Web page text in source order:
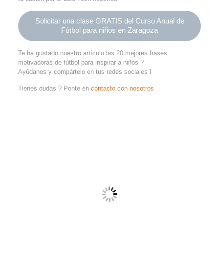
Solicitar una clase GRATIS del Curso Anual de
Fútbol para niños en Zaragoza
Te ha gustado nuestro artículo las 20 mejores frases
motivadoras de fútbol para inspirar a niños ?
Ayúdanos y compártelo en tus redes sociales !
Tienes dudas ? Ponte en contacto con nosotros